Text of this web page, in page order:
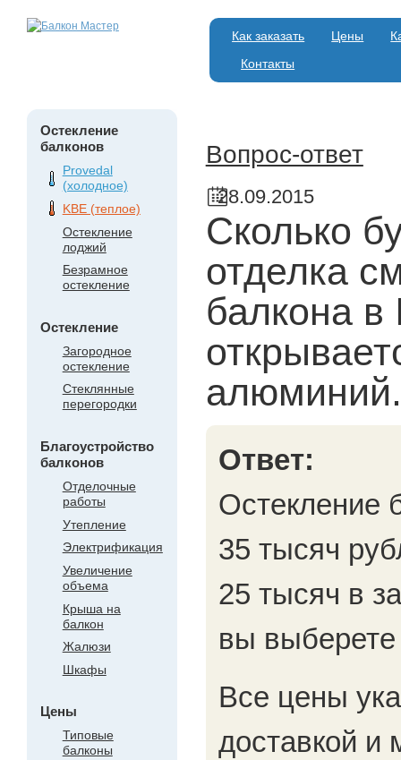
Как заказать Цены
Контакты
Остекление
балконов
Provedal
(холодное)
KBE (теплое)
Остекление
лоджий
Безрамное
остекление
Остекление
Загородное
остекление
Стеклянные
перегородки
Благоустройство
балконов
Отделочные
работы
Утепление
Электрификация
Увеличение
объема
Крыша на
балкон
Жалюзи
Шкафы
Цены
Типовые
балконы
Вопрос-ответ
28.09.2015
Сколько
отделка
балкона
алюминий.
Ответ:
Остекление
35 тысяч
25 тысяч в
вы
Все цены
доставкой и